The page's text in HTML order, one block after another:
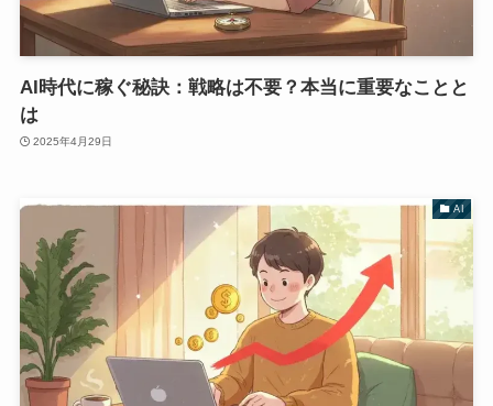
AI時代に稼ぐ秘訣：戦略は不要？本当に重要なことと
は
2025年4月29日
AI